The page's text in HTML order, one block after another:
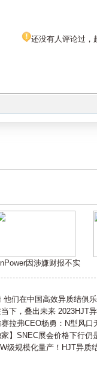
还没有人评论过，
因涉嫌财报不实
他们在中国高效异质结俱
下，叠出未来 2023HJT
拉弗CEO杨勇：N型风口
家】SNEC展会价格下行
级规模化量产！HJT异质